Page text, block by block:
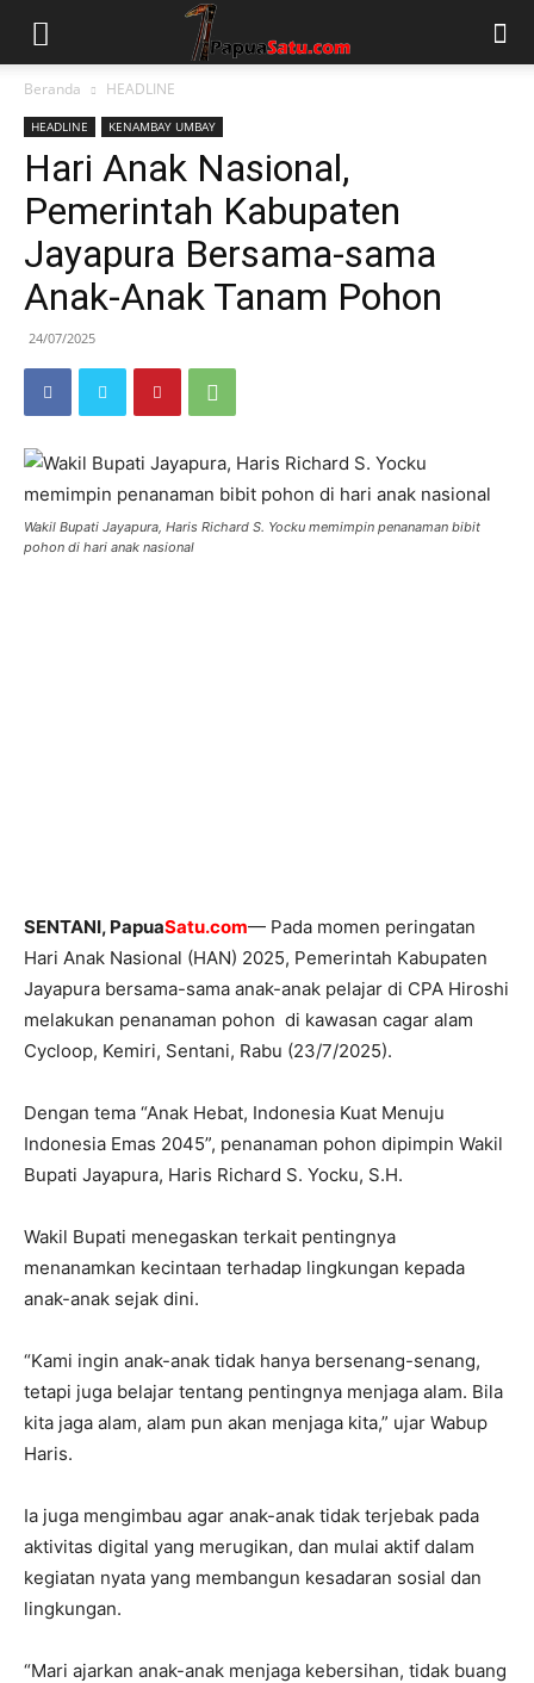
Beranda HEADLINE
HEADLINE KENAMBAY UMBAY
Hari Anak Nasional,
Pemerintah Kabupaten
Jayapura Bersama-sama
Anak-Anak Tanam Pohon
24/07/2025
Wakil Bupati Jayapura, Haris Richard S. Yocku memimpin penanaman bibit
pohon di hari anak nasional
SENTANI, PapuaSatu.com— Pada momen peringatan
Hari Anak Nasional (HAN) 2025, Pemerintah Kabupaten
Jayapura bersama-sama anak-anak pelajar di CPA Hiroshi
melakukan penanaman pohon di kawasan cagar alam
Cycloop, Kemiri, Sentani, Rabu (23/7/2025).
Dengan tema “Anak Hebat, Indonesia Kuat Menuju
Indonesia Emas 2045”, penanaman pohon dipimpin Wakil
Bupati Jayapura, Haris Richard S. Yocku, S.H.
Wakil Bupati menegaskan terkait pentingnya
menanamkan kecintaan terhadap lingkungan kepada
anak-anak sejak dini.
“Kami ingin anak-anak tidak hanya bersenang-senang,
tetapi juga belajar tentang pentingnya menjaga alam. Bila
kita jaga alam, alam pun akan menjaga kita,” ujar Wabup
Haris.
Ia juga mengimbau agar anak-anak tidak terjebak pada
aktivitas digital yang merugikan, dan mulai aktif dalam
kegiatan nyata yang membangun kesadaran sosial dan
lingkungan.
“Mari ajarkan anak-anak menjaga kebersihan, tidak buang